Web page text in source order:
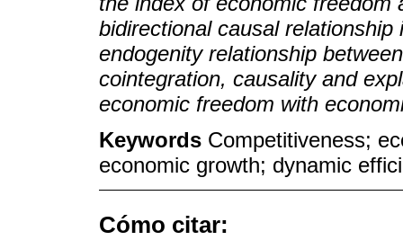
bidirectional causal
endogenity relationship
cointegration, causality and
economic freedom with
Keywords Competitiveness;
economic growth; dynamic
Cómo citar: